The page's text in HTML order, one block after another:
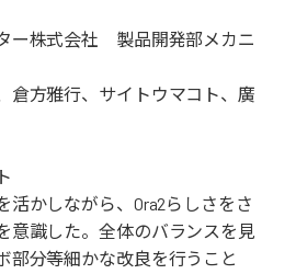
ー株式会社 製品開発部メカニ
倉方雅行、サイトウマコト、廣
活かしながら、Ora2らしさをさ
意識した。全体のバランスを見
部分等細かな改良を行うこと